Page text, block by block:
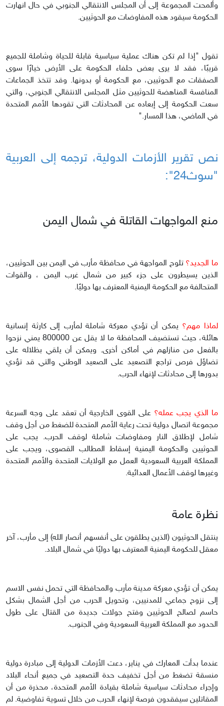
وألمحت المجموعة إلى أن المجلس الانتقالي الجنوبي في حال انهارت
الحكومة سيقود هذه المفاوضات مع الحوثيين.
تقول "إذا لم تكن هناك عملية سياسية قابلة للحياة وشاملة للجميع
قريبًا، فقد لا يرى بعض حلفاء الحكومة على الأرض خيارًا سوى
الصفقات مع الحوثيين، مع الحكومة أو بدونها. وقد تتخذ الجماعات
المنافسة المناهضة للحوثيين مثل المجلس الانتقالي الجنوبي، والتي
سعت الحكومة إلى إبعاده عن المحادثات التي تقودها الأمم المتحدة
في الماضي، هذا المسار."
نص تقرير الأزمات الدولية، ترجمه إلى العربية
"سوث24":
منع المواجهات القاتلة في شمال اليمن
ما الجديد؟ تلوح المواجهة في محافظة مأرب في اليمن بين الحوثيين،
الذين يسيطرون على جزء كبير من شمال غرب اليمن ، والقوات
المتحالفة مع الحكومة اليمنية المعترف بها دوليًا.
لماذا مهم؟ يمكن أن تؤدي معركة شاملة لمأرب إلى كارثة إنسانية
هائلة، حيث تستضيف المحافظة ما لا يقل عن 800000 يمني نزحوا
بالفعل من منازلهم في أماكن أخرى. ويمكن أن يلقي بظلاله على
تضاؤل فرص تراجع التصعيد على الصعيد الوطني والتي قد تؤدي
بدورها إلى محادثات لإنهاء الحرب.
ما الذي يجب عمله؟ على القوى الخارجية أن تعقد على وجه السرعة
مجموعة اتصال دولية تحت رعاية الأمم المتحدة للضغط من أجل وقف
شامل لإطلاق النار ومفاوضات شاملة لوقف الحرب. يجب على
الحوثيين والحكومة اليمنية إسقاط المطالب القصوى، ويجب على
المملكة العربية السعودية العمل مع الولايات المتحدة والأمم المتحدة
وغيرها لوقف الأعمال العدائية.
نظرة عامة
ينتقل الحوثيون (الذين يطلقون على أنفسهم أنصار الله) إلى مأرب، آخر
معقل للحكومة اليمنية المعترف بها دوليًا في شمال البلاد.
يمكن أن تؤدي معركة مدينة مأرب والمحافظة التي تحمل نفس الاسم
إلى نزوح جماعي للمدنيين، وتحويل الحرب من أجل الشمال بشكل
حاسم لصالح الحوثيين وفتح جولات جديدة من القتال على طول
الحدود مع المملكة العربية السعودية وفي الجنوب.
عندما بدأت المعارك في يناير، دعت الأزمات الدولية إلى مبادرة دولية
منسقة تضغط من أجل تخفيف حدة التصعيد في جميع أنحاء البلاد
وإجراء محادثات سياسية شاملة بقيادة الأمم المتحدة، محذرة من أن
المقاتلين سيفقدون فرصة لإنهاء الحرب من خلال تسوية تفاوضية. لم